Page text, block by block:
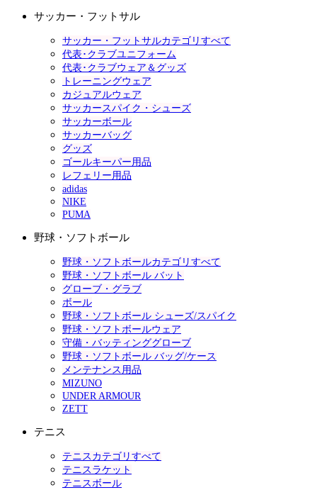
サッカー・フットサル
サッカー・フットサルカテゴリすべて
代表･クラブユニフォーム
代表･クラブウェア＆グッズ
トレーニングウェア
カジュアルウェア
サッカースパイク・シューズ
サッカーボール
サッカーバッグ
グッズ
ゴールキーパー用品
レフェリー用品
adidas
NIKE
PUMA
野球・ソフトボール
野球・ソフトボールカテゴリすべて
野球・ソフトボール バット
グローブ・グラブ
ボール
野球・ソフトボール シューズ/スパイク
野球・ソフトボールウェア
守備・バッティンググローブ
野球・ソフトボール バッグ/ケース
メンテナンス用品
MIZUNO
UNDER ARMOUR
ZETT
テニス
テニスカテゴリすべて
テニスラケット
テニスボール